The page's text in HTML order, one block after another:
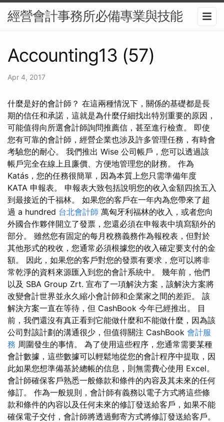
經營會計事務所必備專業與技能
Accounting13 (57)
Apr 4, 2017
什麼是好的會計師？ 在這兩種情況下，關係的基礎都是長
期的信任和承諾，這就是為什麼仔細找出特別重要的原因，
可能值得向所選會計師詢問推薦信，甚至進行檢查。 即使
您有可靠的會計師，經營企業也涉及許多管理任務，有時會
考驗您的耐心。 我們推出 Wise 公司帳戶，您可以透過該
帳戶完全在線上且廉價、方便地管理您的財務。 作為
Katás，您的任務很簡單，因為本質上您只需準備年度
KATA 申報表。 申報表大致包括說明您的收入金額四捨五入
到最接近的千福林。 如果您的客戶在一年內為您帶來了超
過 a hundred 台北會計師 萬匈牙利福林的收入，或者您向
外國合作夥伴開立了發票，您還必須在申報表中填寫額外的
部分。 雖然您有固定的每月稅務義務作為報稅表，但對於
其他形式的稅收，您通常必須根據您的收入確定要支付的金
額。 因此，如果您的客戶對您的發票有要求，您可以將非
常乾淨的資料來源匯入到您的會計系統中。 幾年前，他們
以及 SBA Group Zrt. 宣布了一項解決方案，該解決方案將
改變會計世界並永久縮小會計師和企業家之間的差距。 該
解決方案一直在等待，但 CashBook 今年已經推出。 目
前，我們還沒有真正看到它能做什麼和不能做什麼，因為該
公司對該計劃的溝通很少，但值得關注 CashBook 會計服
務 周圍發生的事情。 為了使用這些程序，您通常需要某種
會計數據，這些數據可以輕鬆地從您的會計程序中提取，因
此如果您想準備基於總帳的信息，則無需費心使用 Excel。
會計師確保客戶熟悉一般條款和條件的內容及其未來的任何
修訂。 作為一般規則，會計師有義務以電子方式將這些條
款和條件的內容以及任何未來的修訂發送給客戶，如果不能
確保電子交付，會計師將透過郵寄方式將修訂發送給客戶。